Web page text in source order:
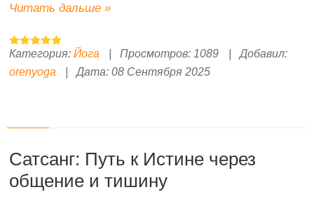
Читать дальше »
Категория: Йога Просмотров: 1089
Добавил:
orenyoga
Дата: 08 Сентября 2025
Сатсанг: Путь к Истине через
общение и тишину